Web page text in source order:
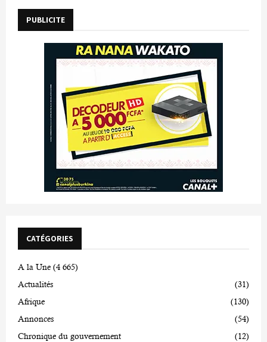
PUBLICITE
CATÉGORIES
A la Une (4 665)
Actualités
(31)
Afrique
(130)
Annonces
(54)
Chronique du gouvernement
(12)